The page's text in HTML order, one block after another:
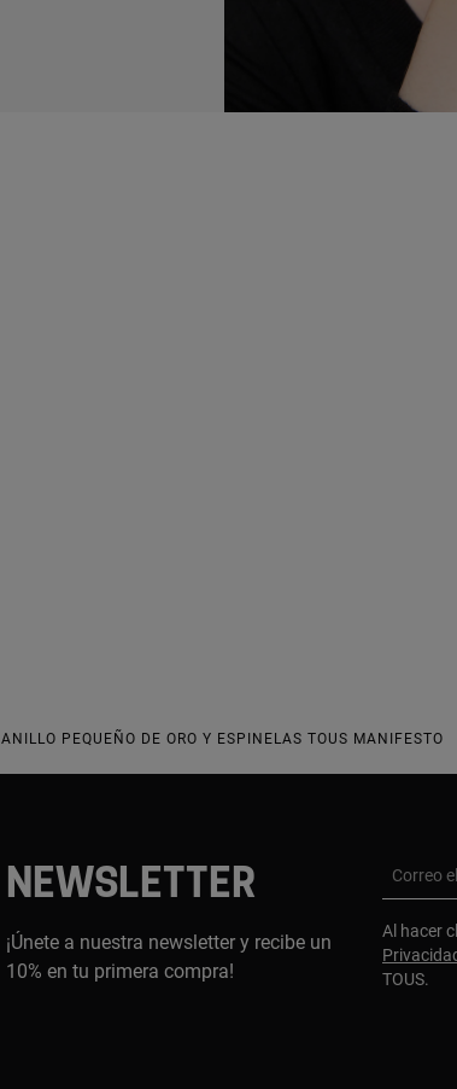
ANILLO PEQUEÑO DE ORO Y ESPINELAS TOUS MANIFESTO
NEWSLETTER
¡Únete a nuestra newsletter y recibe un
10% en tu primera compra!
Correo
Al hacer
TOUS.